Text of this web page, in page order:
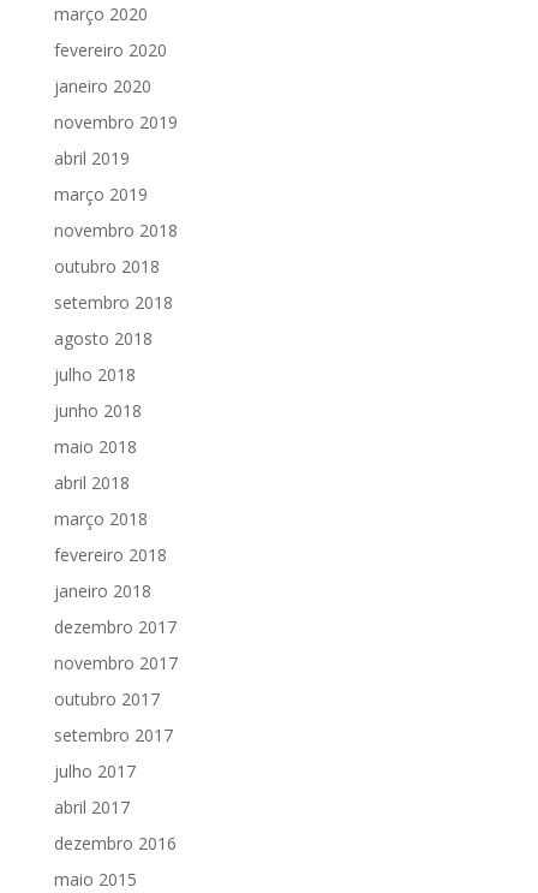
março 2020
fevereiro 2020
janeiro 2020
novembro 2019
abril 2019
março 2019
novembro 2018
outubro 2018
setembro 2018
agosto 2018
julho 2018
junho 2018
maio 2018
abril 2018
março 2018
fevereiro 2018
janeiro 2018
dezembro 2017
novembro 2017
outubro 2017
setembro 2017
julho 2017
abril 2017
dezembro 2016
maio 2015